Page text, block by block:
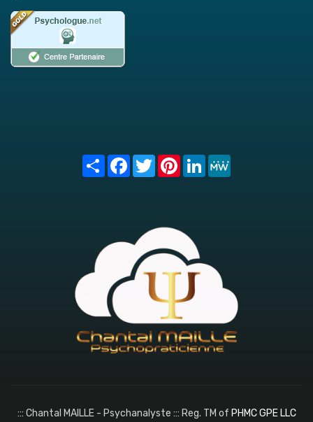
Share FacebookTwitterPinterest
LinkedIn
::: Chantal MAILLE - Psychanalyste ::: Reg. TM of PHMC GPE LLC